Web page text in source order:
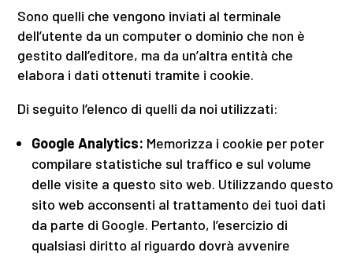
Sono quelli che vengono inviati al terminale
dell’utente da un computer o dominio che non è
gestito dall’editore, ma da un’altra entità che
elabora i dati ottenuti tramite i cookie.
Di seguito l’elenco di quelli da noi utilizzati:
Google Analytics: Memorizza i cookie per poter
compilare statistiche sul traffico e sul volume
delle visite a questo sito web. Utilizzando questo
sito web acconsenti al trattamento dei tuoi dati
da parte di Google. Pertanto, l’esercizio di
qualsiasi diritto al riguardo dovrà avvenire